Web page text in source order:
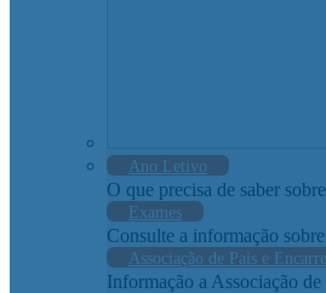
Ano Letivo
O que precisa de saber
Exames
Consulte a informação
Associação de Pais e
Informação a Associação